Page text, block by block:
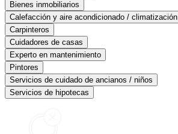
Bienes inmobiliarios
Calefacción y aire acondicionado / climatización
Carpinteros
Cuidadores de casas
Experto en mantenimiento
Pintores
Servicios de cuidado de ancianos / niños
Servicios de hipotecas